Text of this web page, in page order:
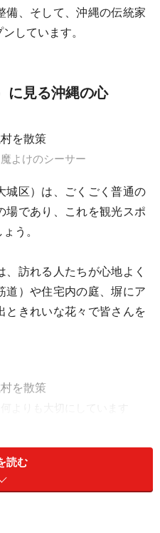
備、そして、沖縄の伝統家
しています。
に見る沖縄の心
よけのシーサー
城区）は、ごくごく普通の
場であり、これを観光スポ
う。
訪れる人たちが心地よく
道）や住宅内の庭、塀にア
ときれいな花々で皆さんを
た、無粋なはずのコンクリ
彩った花壇をあしらい数千
読む